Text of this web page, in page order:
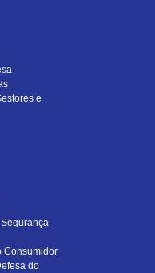
e
Consumidor
do